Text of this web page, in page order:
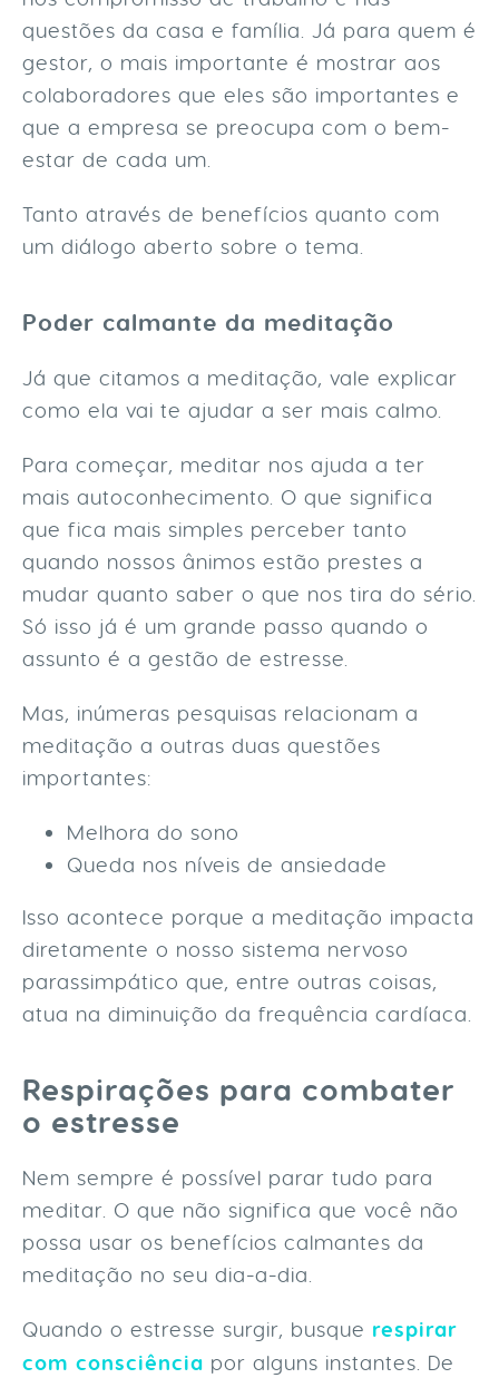
questões da casa e família. Já para quem é
gestor, o mais importante é mostrar aos
colaboradores que eles são importantes e
que a empresa se preocupa com o bem-
estar de cada um.
Tanto através de benefícios quanto com
um diálogo aberto sobre o tema.
Poder calmante da meditação
Já que citamos a meditação, vale explicar
como ela vai te ajudar a ser mais calmo.
Para começar, meditar nos ajuda a ter
mais autoconhecimento. O que significa
que fica mais simples perceber tanto
quando nossos ânimos estão prestes a
mudar quanto saber o que nos tira do sério.
Só isso já é um grande passo quando o
assunto é a gestão de estresse.
Mas, inúmeras pesquisas relacionam a
meditação a outras duas questões
importantes:
Melhora do sono
Queda nos níveis de ansiedade
Isso acontece porque a meditação impacta
diretamente o nosso sistema nervoso
parassimpático que, entre outras coisas,
atua na diminuição da frequência cardíaca.
Respirações para combater
o estresse
Nem sempre é possível parar tudo para
meditar. O que não significa que você não
possa usar os benefícios calmantes da
meditação no seu dia-a-dia.
Quando o estresse surgir, busque respirar
com consciência por alguns instantes. De